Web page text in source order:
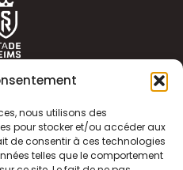
nous utilisons des
pour stocker et/ou accéder aux
de consentir à ces technologies
telles que le comportement
HISTOIRE